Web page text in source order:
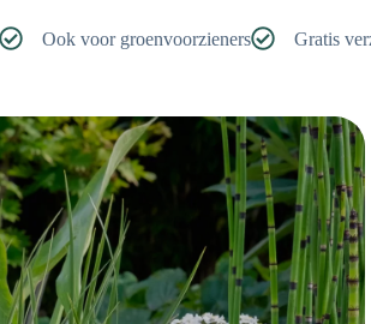
Ook voor groenvoorzieners Gratis